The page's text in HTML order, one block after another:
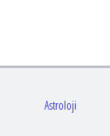
Astroloji